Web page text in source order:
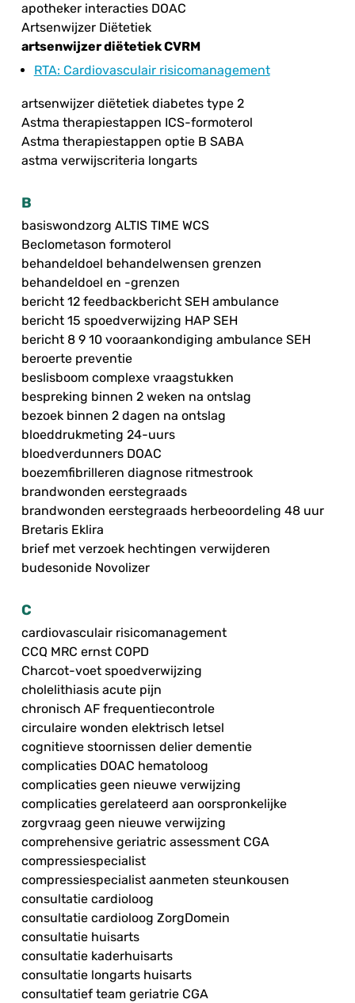
apotheker interacties DOAC
Artsenwijzer Diëtetiek
artsenwijzer diëtetiek CVRM
RTA: Cardiovasculair risicomanagement
artsenwijzer diëtetiek diabetes type 2
Astma therapiestappen ICS-formoterol
Astma therapiestappen optie B SABA
astma verwijscriteria longarts
B
basiswondzorg ALTIS TIME WCS
Beclometason formoterol
behandeldoel behandelwensen grenzen
behandeldoel en -grenzen
bericht 12 feedbackbericht SEH ambulance
bericht 15 spoedverwijzing HAP SEH
bericht 8 9 10 vooraankondiging ambulance SEH
beroerte preventie
beslisboom complexe vraagstukken
bespreking binnen 2 weken na ontslag
bezoek binnen 2 dagen na ontslag
bloeddrukmeting 24-uurs
bloedverdunners DOAC
boezemfibrilleren diagnose ritmestrook
brandwonden eerstegraads
brandwonden eerstegraads herbeoordeling 48 uur
Bretaris Eklira
brief met verzoek hechtingen verwijderen
budesonide Novolizer
C
cardiovasculair risicomanagement
CCQ MRC ernst COPD
Charcot-voet spoedverwijzing
cholelithiasis acute pijn
chronisch AF frequentiecontrole
circulaire wonden elektrisch letsel
cognitieve stoornissen delier dementie
complicaties DOAC hematoloog
complicaties geen nieuwe verwijzing
complicaties gerelateerd aan oorspronkelijke
zorgvraag geen nieuwe verwijzing
comprehensive geriatric assessment CGA
compressiespecialist
compressiespecialist aanmeten steunkousen
consultatie cardioloog
consultatie cardioloog ZorgDomein
consultatie huisarts
consultatie kaderhuisarts
consultatie longarts huisarts
consultatief team geriatrie CGA